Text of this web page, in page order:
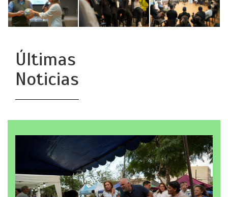
Últimas
Noticias